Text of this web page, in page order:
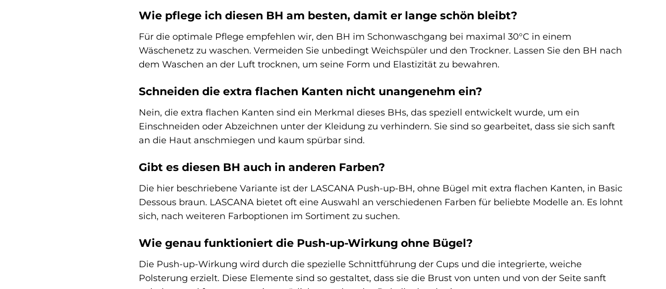
Wie pflege ich diesen BH am besten, damit er lange schön bleibt?
Für die optimale Pflege empfehlen wir, den BH im Schonwaschgang bei maximal 30°C in einem
Wäschenetz zu waschen. Vermeiden Sie unbedingt Weichspüler und den Trockner. Lassen Sie den BH nach
dem Waschen an der Luft trocknen, um seine Form und Elastizität zu bewahren.
Schneiden die extra flachen Kanten nicht unangenehm ein?
Nein, die extra flachen Kanten sind ein Merkmal dieses BHs, das speziell entwickelt wurde, um ein
Einschneiden oder Abzeichnen unter der Kleidung zu verhindern. Sie sind so gearbeitet, dass sie sich sanft
an die Haut anschmiegen und kaum spürbar sind.
Gibt es diesen BH auch in anderen Farben?
Die hier beschriebene Variante ist der LASCANA Push-up-BH, ohne Bügel mit extra flachen Kanten, in Basic
Dessous braun. LASCANA bietet oft eine Auswahl an verschiedenen Farben für beliebte Modelle an. Es lohnt
sich, nach weiteren Farboptionen im Sortiment zu suchen.
Wie genau funktioniert die Push-up-Wirkung ohne Bügel?
Die Push-up-Wirkung wird durch die spezielle Schnittführung der Cups und die integrierte, weiche
Polsterung erzielt. Diese Elemente sind so gestaltet, dass sie die Brust von unten und von der Seite sanft